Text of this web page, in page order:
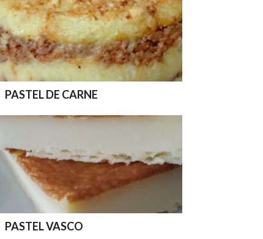
PASTEL DE CARNE
PASTEL VASCO